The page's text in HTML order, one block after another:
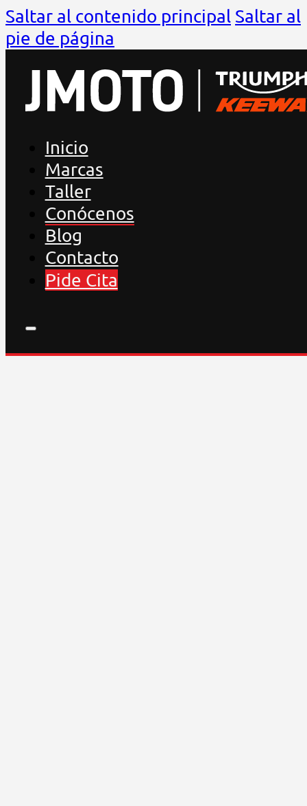
Saltar al contenido principal Saltar al
pie de página
Inicio
Marcas
Taller
Conócenos
Blog
Contacto
Pide Cita